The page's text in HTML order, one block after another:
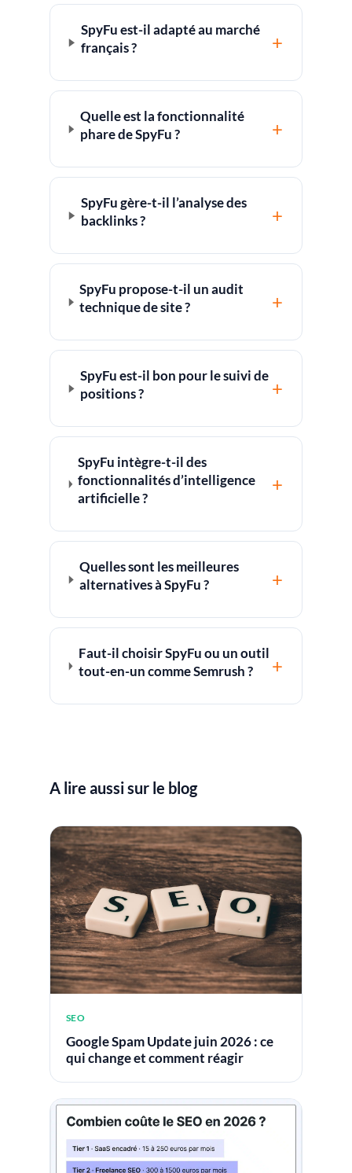
SpyFu est-il adapté au marché
français ?
+
Quelle est la fonctionnalité
phare de SpyFu ?
+
SpyFu gère-t-il l’analyse des
backlinks ?
+
SpyFu propose-t-il un audit
technique de site ?
+
SpyFu est-il bon pour le suivi de
positions ?
+
SpyFu intègre-t-il des
fonctionnalités d’intelligence
artificielle ?
+
Quelles sont les meilleures
alternatives à SpyFu ?
+
Faut-il choisir SpyFu ou un outil
tout-en-un comme Semrush ?
+
A lire aussi sur le blog
SEO
Google Spam Update juin 2026 : ce
qui change et comment réagir